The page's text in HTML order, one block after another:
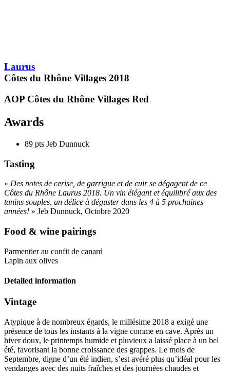
Laurus
Côtes du Rhône Villages 2018
AOP Côtes du Rhône Villages Red
Awards
89 pts Jeb Dunnuck
Tasting
« Des notes de cerise, de garrigue et de cuir se dégagent de ce
Côtes du Rhône Laurus 2018. Un vin élégant et équilibré aux des
tanins souples, un délice à déguster dans les 4 à 5 prochaines
années! » Jeb Dunnuck, Octobre 2020
Food & wine pairings
Parmentier au confit de canard
Lapin aux olives
Detailed information
Vintage
Atypique à de nombreux égards, le millésime 2018 a exigé une
présence de tous les instants à la vigne comme en cave. Après un
hiver doux, le printemps humide et pluvieux a laissé place à un bel
été, favorisant la bonne croissance des grappes. Le mois de
Septembre, digne d’un été indien, s’est avéré plus qu’idéal pour les
vendanges avec des nuits fraîches et des journées chaudes et